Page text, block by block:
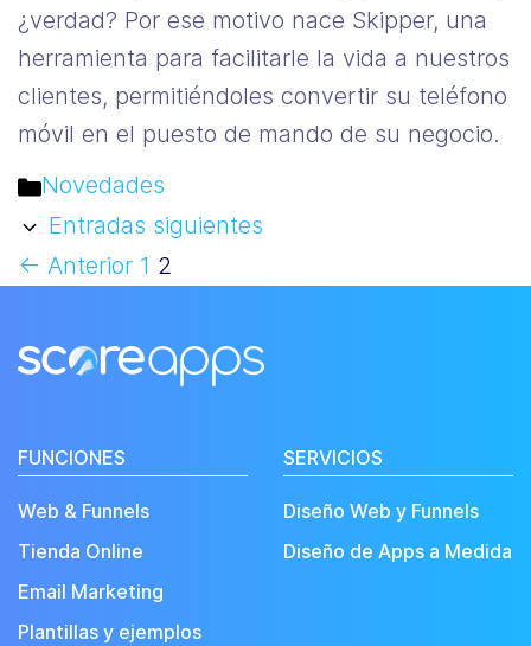
¿verdad? Por ese motivo nace Skipper, una
herramienta para facilitarle la vida a nuestros
clientes, permitiéndoles convertir su teléfono
móvil en el puesto de mando de su negocio.
Categorías
Novedades
Entradas siguientes
← Anterior Página
1 Página
2
FUNCIONES
Web & Funnels
Tienda Online
Email Marketing
Plantillas y ejemplos
SERVICIOS
Diseño Web y Funnels
Diseño de Apps a Medida